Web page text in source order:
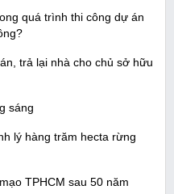
quá trình thi công dự án
trả lại nhà cho chủ sở hữu
sáng
lý hàng trăm hecta rừng
TPHCM sau 50 năm